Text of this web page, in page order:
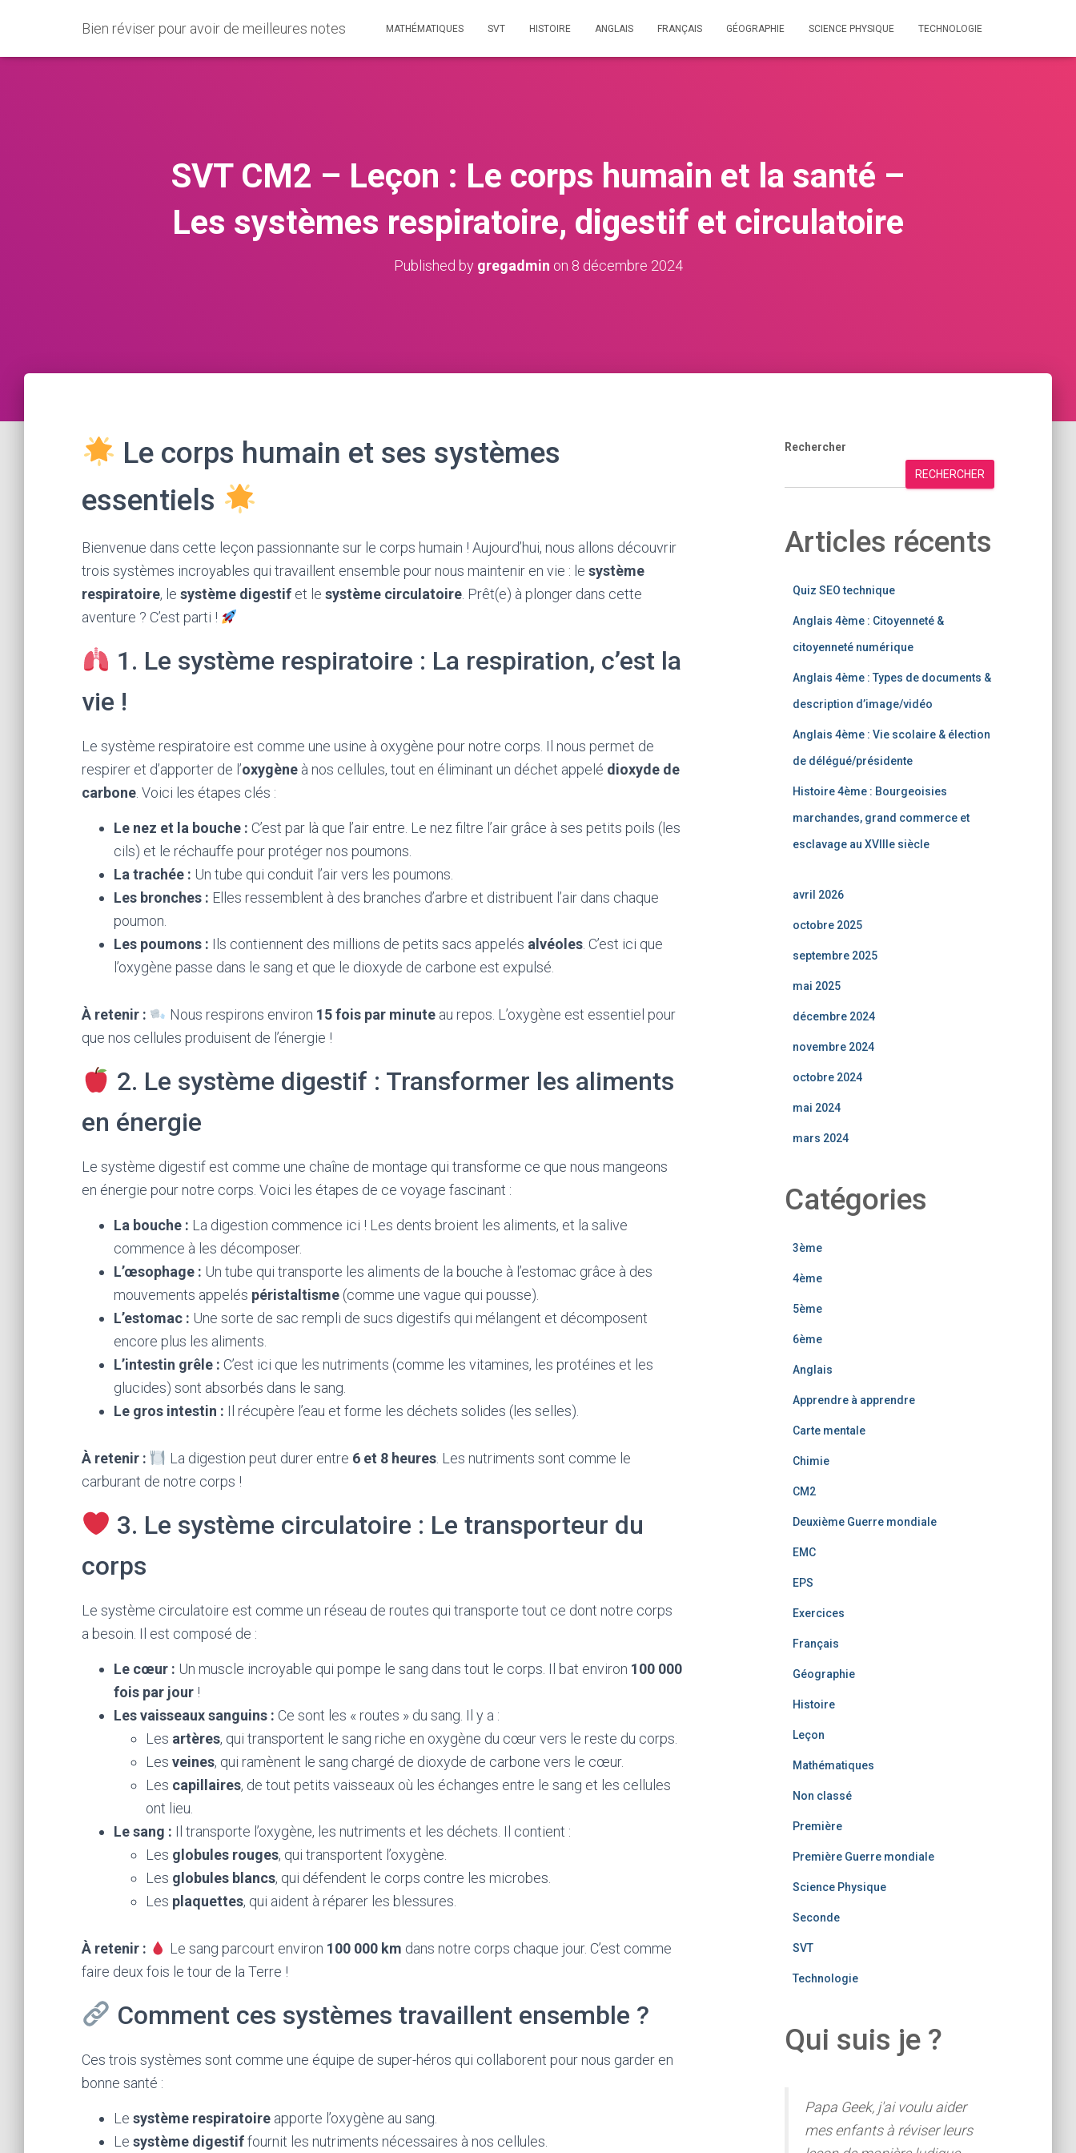
Bien réviser pour avoir de meilleures notes MATHÉMATIQUES SVT HISTOIRE ANGLAIS FRANÇAIS GÉOGRAPHIE SCIENCE PHYSIQUE TECHNOLOGIE
SVT CM2 – Leçon : Le corps humain et la santé –
Les systèmes respiratoire, digestif et circulatoire
Published by gregadmin on 8 décembre 2024
Le corps humain et ses systèmes
essentiels
Bienvenue dans cette leçon passionnante sur le corps humain ! Aujourd’hui, nous allons découvrir
trois systèmes incroyables qui travaillent ensemble pour nous maintenir en vie : le système
respiratoire, le système digestif et le système circulatoire . Prêt(e) à plonger dans cette
aventure ? C’est parti !
1. Le système respiratoire : La respiration, c’est la
vie !
Le système respiratoire est comme une usine à oxygène pour notre corps. Il nous permet de
respirer et d’apporter de l’oxygène à nos cellules, tout en éliminant un déchet appelé dioxyde de
carbone . Voici les étapes clés :
Le nez et la bouche : C’est par là que l’air entre. Le nez filtre l’air grâce à ses petits poils (les
cils) et le réchauffe pour protéger nos poumons.
La trachée : Un tube qui conduit l’air vers les poumons.
Les bronches : Elles ressemblent à des branches d’arbre et distribuent l’air dans chaque
poumon.
Les poumons : Ils contiennent des millions de petits sacs appelés alvéoles . C’est ici que
l’oxygène passe dans le sang et que le dioxyde de carbone est expulsé.
À retenir : Nous respirons environ 15 fois par minuteau repos. L’oxygène est essentiel pour
que nos cellules produisent de l’énergie !
2. Le système digestif : Transformer les aliments
en énergie
Le système digestif est comme une chaîne de montage qui transforme ce que nous mangeons
en énergie pour notre corps. Voici les étapes de ce voyage fascinant :
La bouche : La digestion commence ici ! Les dents broient les aliments, et la salive
commence à les décomposer.
L’œsophage : Un tube qui transporte les aliments de la bouche à l’estomac grâce à des
mouvements appelés péristaltisme (comme une vague qui pousse).
L’estomac : Une sorte de sac rempli de sucs digestifs qui mélangent et décomposent
encore plus les aliments.
L’intestin grêle : C’est ici que les nutriments (comme les vitamines, les protéines et les
glucides) sont absorbés dans le sang.
Le gros intestin : Il récupère l’eau et forme les déchets solides (les selles).
À retenir : La digestion peut durer entre 6 et 8 heures. Les nutriments sont comme le
carburant de notre corps !
3. Le système circulatoire : Le transporteur du
corps
Le système circulatoire est comme un réseau de routes qui transporte tout ce dont notre corps
a besoin. Il est composé de :
Le cœur : Un muscle incroyable qui pompe le sang dans tout le corps. Il bat environ 100 000
fois par jour !
Les vaisseaux sanguins : Ce sont les « routes » du sang. Il y a :
Les artères, qui transportent le sang riche en oxygène du cœur vers le reste du corps.
Les veines, qui ramènent le sang chargé de dioxyde de carbone vers le cœur.
Les capillaires, de tout petits vaisseaux où les échanges entre le sang et les cellules
ont lieu.
Le sang : Il transporte l’oxygène, les nutriments et les déchets. Il contient :
Les globules rouges, qui transportent l’oxygène.
Les globules blancs, qui défendent le corps contre les microbes.
Les plaquettes, qui aident à réparer les blessures.
À retenir : Le sang parcourt environ 100 000 km dans notre corps chaque jour. C’est comme
faire deux fois le tour de la Terre !
Comment ces systèmes travaillent ensemble ?
Ces trois systèmes sont comme une équipe de super-héros qui collaborent pour nous garder en
bonne santé :
Le système respiratoire apporte l’oxygène au sang.
Le système digestiffournit les nutriments nécessaires à nos cellules.
Rechercher
RECHERCHER
Articles récents
Quiz SEO technique
Anglais 4ème : Citoyenneté &
citoyenneté numérique
Anglais 4ème : Types de documents &
description d’image/vidéo
Anglais 4ème : Vie scolaire & élection
de délégué/présidente
Histoire 4ème : Bourgeoisies
marchandes, grand commerce et
esclavage au XVIIIe siècle
avril 2026
octobre 2025
septembre 2025
mai 2025
décembre 2024
novembre 2024
octobre 2024
mai 2024
mars 2024
Catégories
3ème
4ème
5ème
6ème
Anglais
Apprendre à apprendre
Carte mentale
Chimie
CM2
Deuxième Guerre mondiale
EMC
EPS
Exercices
Français
Géographie
Histoire
Leçon
Mathématiques
Non classé
Première
Première Guerre mondiale
Science Physique
Seconde
SVT
Technologie
Qui suis je ?
Papa Geek, j'ai voulu aider
mes enfants à réviser leurs